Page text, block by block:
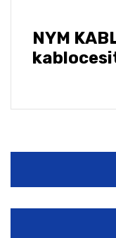
NYM
Bu ürünün fiyat
Görüş ve
Ürün resmi
Ürün
Ürün